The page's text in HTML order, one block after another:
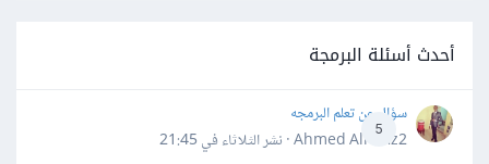
أحدث أسئلة البرمجة
5
سؤال عن تعلم البرمجه
Ahmed Alhafiz2 · نشر
الثلاثاء في 21:45